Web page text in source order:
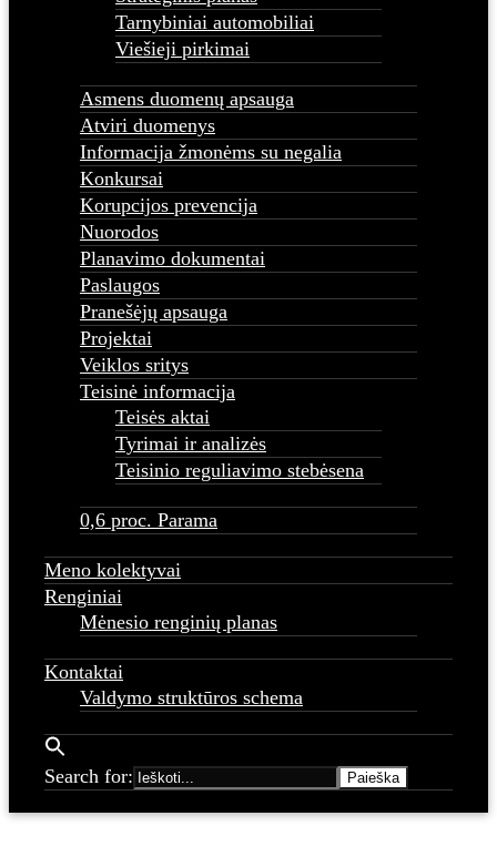
Tarnybiniai automobiliai
Viešieji pirkimai
Asmens duomenų apsauga
Atviri duomenys
Informacija žmonėms su negalia
Konkursai
Korupcijos prevencija
Nuorodos
Planavimo dokumentai
Paslaugos
Pranešėjų apsauga
Projektai
Veiklos sritys
Teisinė informacija
Teisės aktai
Tyrimai ir analizės
Teisinio reguliavimo stebėsena
0,6 proc. Parama
Meno kolektyvai
Renginiai
Mėnesio renginių planas
Kontaktai
Valdymo struktūros schema
Search for: